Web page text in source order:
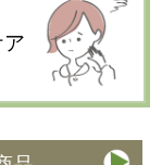
ア